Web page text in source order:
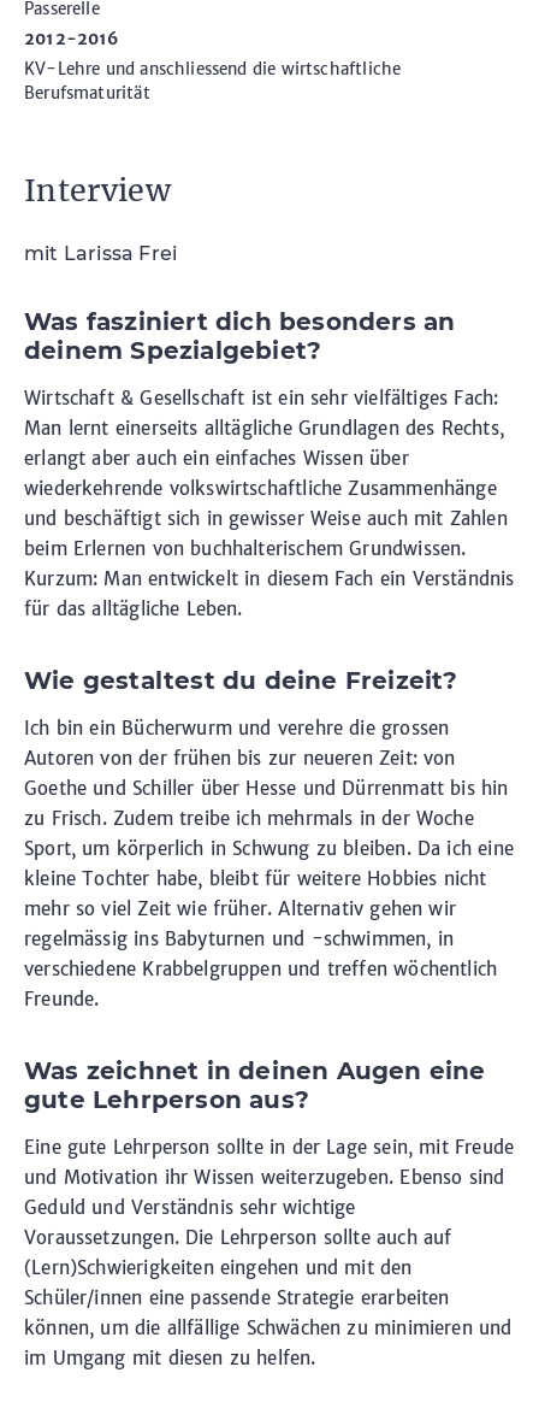
Passerelle
2012-2016
KV-Lehre und anschliessend die wirtschaftliche
Berufsmaturität
Interview
mit Larissa Frei
Was fasziniert dich besonders an
deinem Spezialgebiet?
Wirtschaft & Gesellschaft ist ein sehr vielfältiges Fach:
Man lernt einerseits alltägliche Grundlagen des Rechts,
erlangt aber auch ein einfaches Wissen über
wiederkehrende volkswirtschaftliche Zusammenhänge
und beschäftigt sich in gewisser Weise auch mit Zahlen
beim Erlernen von buchhalterischem Grundwissen.
Kurzum: Man entwickelt in diesem Fach ein Verständnis
für das alltägliche Leben.
Wie gestaltest du deine Freizeit?
Ich bin ein Bücherwurm und verehre die grossen
Autoren von der frühen bis zur neueren Zeit: von
Goethe und Schiller über Hesse und Dürrenmatt bis hin
zu Frisch. Zudem treibe ich mehrmals in der Woche
Sport, um körperlich in Schwung zu bleiben. Da ich eine
kleine Tochter habe, bleibt für weitere Hobbies nicht
mehr so viel Zeit wie früher. Alternativ gehen wir
regelmässig ins Babyturnen und -schwimmen, in
verschiedene Krabbelgruppen und treffen wöchentlich
Freunde.
Was zeichnet in deinen Augen eine
gute Lehrperson aus?
Eine gute Lehrperson sollte in der Lage sein, mit Freude
und Motivation ihr Wissen weiterzugeben. Ebenso sind
Geduld und Verständnis sehr wichtige
Voraussetzungen. Die Lehrperson sollte auch auf
(Lern)Schwierigkeiten eingehen und mit den
Schüler/innen eine passende Strategie erarbeiten
können, um die allfällige Schwächen zu minimieren und
im Umgang mit diesen zu helfen.